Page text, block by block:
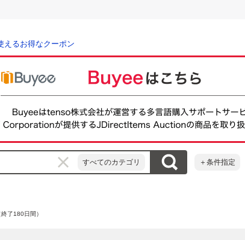
えるお得なクーポン
すべてのカテゴリ ＋条件指定
終了180日間）